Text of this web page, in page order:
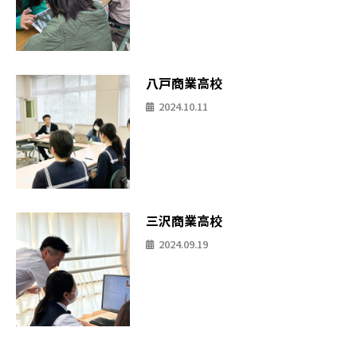
八戸商業高校
2024.10.11
三沢商業高校
2024.09.19